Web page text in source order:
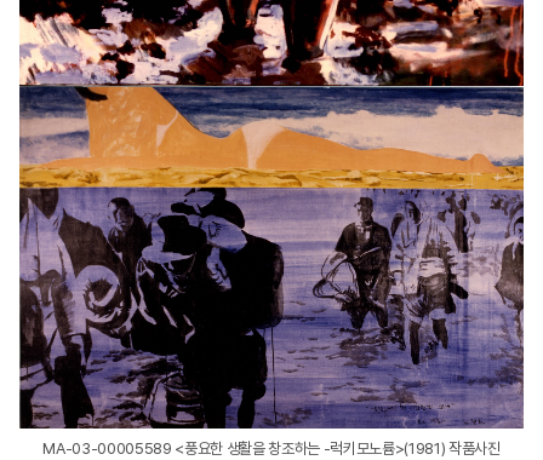
MA-03-00005589 <풍요한 생활을 창조하는 -럭키모노륨>(1981) 작품사진